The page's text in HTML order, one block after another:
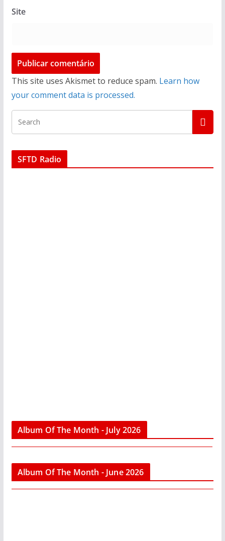
Site
This site uses Akismet to reduce spam. Learn how
your comment data is processed.
SFTD Radio
Album Of The Month - July 2026
Album Of The Month - June 2026